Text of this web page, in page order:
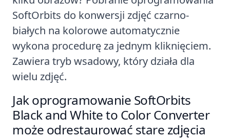
SoftOrbits do konwersji zdjęć czarno-
białych na kolorowe automatycznie
wykona procedurę za jednym kliknięciem.
Zawiera tryb wsadowy, który działa dla
wielu zdjęć.
Jak oprogramowanie SoftOrbits
Black and White to Color Converter
może odrestaurować stare zdjęcia